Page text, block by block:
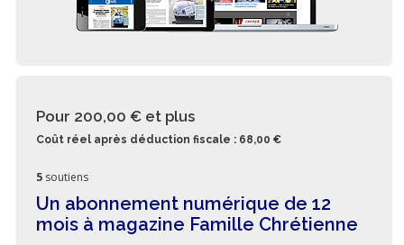
Pour 200,00 € et plus
Coût réel après déduction fiscale : 68,00 €
5 soutiens
Un abonnement numérique de 12
mois à magazine Famille Chrétienne